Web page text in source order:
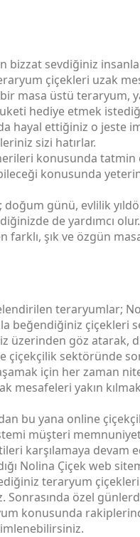
sevdiğiniz
çiçekleri uzak
masa üstü teraryum,
hediye etmek
hayal ettiğiniz o jeste
sizi hatırlar.
konusunda
konusunda
günü, evlilik
de yardımcı
farklı, şık ve özgün
teraryumlar;
beğendiğiniz çiçekleri
üzerinden göz atarak,
çiçekçilik sektöründe
için her zaman
mesafeleri yakın
bu yana online
müşteri
karşılamaya devam
Nolina Çiçek web
teraryum
özel
konusunda